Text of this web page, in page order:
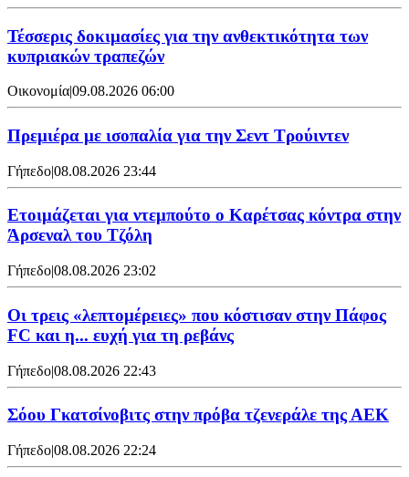
Τέσσερις δοκιμασίες για την ανθεκτικότητα των
κυπριακών τραπεζών
Οικονομία|09.08.2026 06:00
Πρεμιέρα με ισοπαλία για την Σεντ Τρούιντεν
Γήπεδο|08.08.2026 23:44
Ετοιμάζεται για ντεμπούτο ο Καρέτσας κόντρα στην
Άρσεναλ του Τζόλη
Γήπεδο|08.08.2026 23:02
Οι τρεις «λεπτομέρειες» που κόστισαν στην Πάφος
FC και η... ευχή για τη ρεβάνς
Γήπεδο|08.08.2026 22:43
Σόου Γκατσίνοβιτς στην πρόβα τζενεράλε της ΑΕΚ
Γήπεδο|08.08.2026 22:24